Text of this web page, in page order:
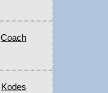
Coach
Kodes